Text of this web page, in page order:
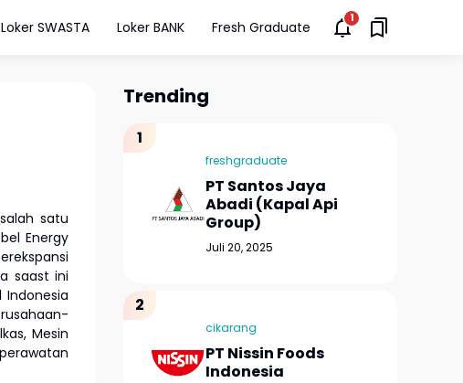
Loker SWASTA Loker BANK Fresh Graduate
satu
Energy
saast ini
Mesin
Trending
freshgraduate
PT Santos Jaya
Abadi (Kapal Api
Group)
Juli 20, 2025
cikarang
PT Nissin Foods
Indonesia